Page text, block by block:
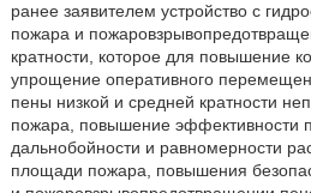
ранее заявителем устройство с
пожара и
кратности, которое для повышение
упрощение оперативного
пены низкой и средней кратности
пожара, повышение эффективности
дальнобойности и равномерности
площади пожара, повышения